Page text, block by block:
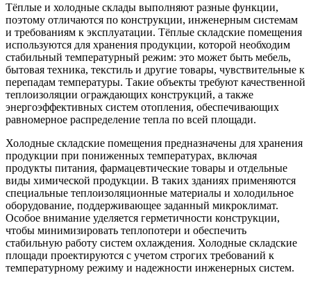
Тёплые и холодные склады выполняют разные функции,
поэтому отличаются по конструкции, инженерным системам
и требованиям к эксплуатации. Тёплые складские помещения
используются для хранения продукции, которой необходим
стабильный температурный режим: это может быть мебель,
бытовая техника, текстиль и другие товары, чувствительные к
перепадам температуры. Такие объекты требуют качественной
теплоизоляции ограждающих конструкций, а также
энергоэффективных систем отопления, обеспечивающих
равномерное распределение тепла по всей площади.
Холодные складские помещения предназначены для хранения
продукции при пониженных температурах, включая
продукты питания, фармацевтические товары и отдельные
виды химической продукции. В таких зданиях применяются
специальные теплоизоляционные материалы и холодильное
оборудование, поддерживающее заданный микроклимат.
Особое внимание уделяется герметичности конструкции,
чтобы минимизировать теплопотери и обеспечить
стабильную работу систем охлаждения. Холодные складские
площади проектируются с учетом строгих требований к
температурному режиму и надежности инженерных систем.